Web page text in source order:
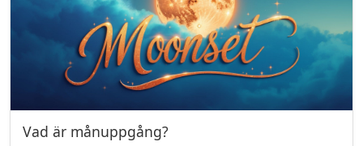
Vad är månuppgång?